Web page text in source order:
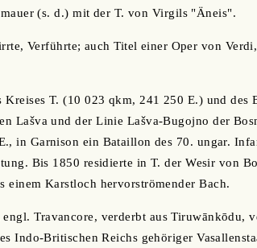
(s. d.) mit der T. von Virgils "Äneis".
Verführte; auch Titel einer Oper von
Kreises T. (10 023 qkm, 241 250 E.) und
Lašva und der Linie Lašva-Bugojno der
in Garnison ein Bataillon des 70. ungar.
Bis 1850 residierte in T. der Wesir von
einem Karstloch hervorströmender Bach.
engl. Travancore, verderbt aus Tiruwānkōdu,
Indo-Britischen Reichs gehöriger